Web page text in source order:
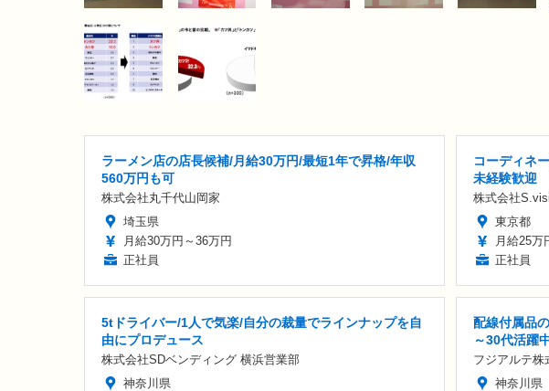
ラーメン店の店長候補/月給30万円/最短1年で昇格/年収
560万円も可
株式会社丸千代山岡家
埼玉県
月給30万円～36万円
正社員
コーディネ
未経験歓迎
株式会社
東京都
月給25万
正社員
5tドライバー/1人で気楽/自分の裁量でラインナップを自
由にプロデュース
株式会社SDベンディング 横浜営業部
神奈川県
配線付属品
～30代活躍
フジアルテ株
神奈川県